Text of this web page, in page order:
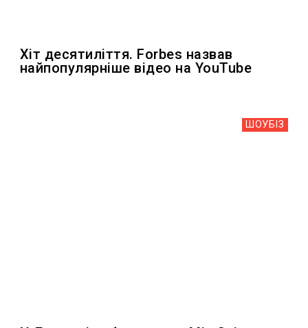
Хіт десятиліття. Forbes назвав
найпопулярніше відео на YouTube
ШОУБIЗ